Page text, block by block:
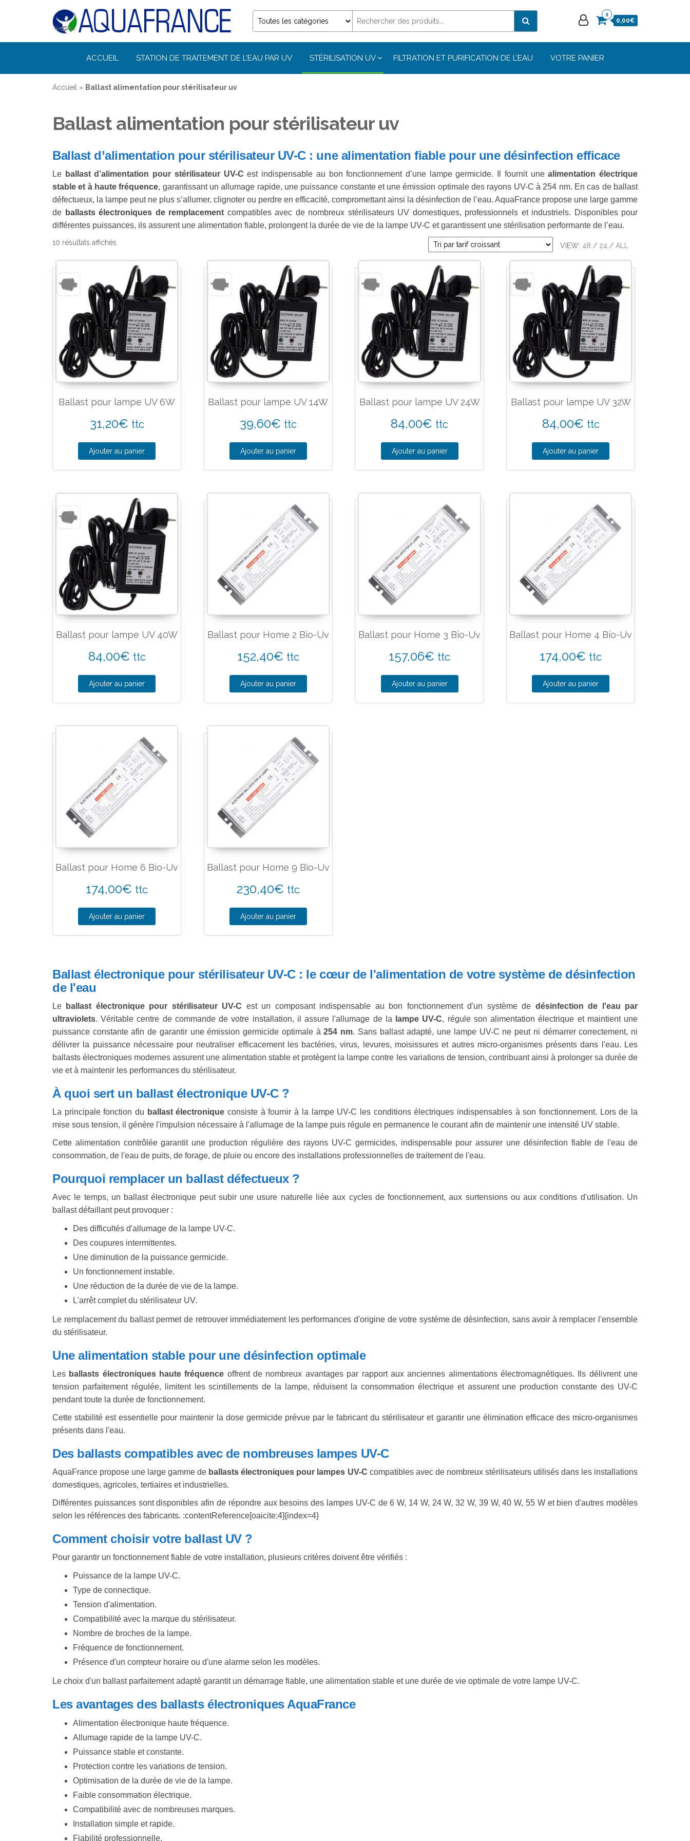
Désinfection
Uv de l'eau |
Filtration et
Potabilisation
0
0,00€
ACCUEIL STATION DE TRAITEMENT DE L’EAU PAR UV STÉRILISATION UV FILTRATION ET PURIFICATION DE L’EAU VOTRE PANIER
Accueil » Ballast alimentation pour stérilisateur uv
Ballast alimentation pour stérilisateur uv
Ballast d’alimentation pour stérilisateur UV-C : une alimentation fiable pour une désinfection efficace
Le ballast d’alimentation pour stérilisateur UV-C est indispensable au bon fonctionnement d’une lampe germicide. Il fournit unealimentation électrique
stable et à haute fréquence, garantissant un allumage rapide, une puissance constante et une émission optimale des rayons UV-C à 254 nm. En cas de ballast
défectueux, la lampe peut ne plus s’allumer, clignoter ou perdre en efficacité, compromettant ainsi la désinfection de l’eau. AquaFrance propose une large gamme
de ballasts électroniques de remplacement compatibles avec de nombreux stérilisateurs UV domestiques, professionnels et industriels. Disponibles pour
différentes puissances, ils assurent une alimentation fiable, prolongent la durée de vie de la lampe UV-C et garantissent une stérilisation performante de l’eau.
VIEW: 48 / 24 / ALL
10 résultats affichés
Ballast pour lampe UV 6W
31,20€ ttc
Ajouter au panier
Ballast pour lampe UV 14W
39,60€ ttc
Ajouter au panier
Ballast pour lampe UV 24W
84,00€ ttc
Ajouter au panier
Ballast pour lampe UV 32W
84,00€ ttc
Ajouter au panier
Ballast pour lampe UV 40W
84,00€ ttc
Ajouter au panier
Ballast pour Home 2 Bio-Uv
152,40€ ttc
Ajouter au panier
Ballast pour Home 3 Bio-Uv
157,06€ ttc
Ajouter au panier
Ballast pour Home 4 Bio-Uv
174,00€ ttc
Ajouter au panier
Ballast pour Home 6 Bio-Uv
174,00€ ttc
Ajouter au panier
Ballast pour Home 9 Bio-Uv
230,40€ ttc
Ajouter au panier
Ballast électronique pour stérilisateur UV-C : le cœur de l'alimentation de votre système de désinfection
de l'eau
Le ballast électronique pour stérilisateur UV-C est un composant indispensable au bon fonctionnement d'un système de désinfection de l'eau par
ultraviolets. Véritable centre de commande de votre installation, il assure l'allumage de la lampe UV-C, régule son alimentation électrique et maintient une
puissance constante afin de garantir une émission germicide optimale à254 nm. Sans ballast adapté, une lampe UV-C ne peut ni démarrer correctement, ni
délivrer la puissance nécessaire pour neutraliser efficacement les bactéries, virus, levures, moisissures et autres micro-organismes présents dans l'eau. Les
ballasts électroniques modernes assurent une alimentation stable et protègent la lampe contre les variations de tension, contribuant ainsi à prolonger sa durée de
vie et à maintenir les performances du stérilisateur.
À quoi sert un ballast électronique UV-C ?
La principale fonction du ballast électronique consiste à fournir à la lampe UV-C les conditions électriques indispensables à son fonctionnement. Lors de la
mise sous tension, il génère l'impulsion nécessaire à l'allumage de la lampe puis régule en permanence le courant afin de maintenir une intensité UV stable.
Cette alimentation contrôlée garantit une production régulière des rayons UV-C germicides, indispensable pour assurer une désinfection fiable de l'eau de
consommation, de l'eau de puits, de forage, de pluie ou encore des installations professionnelles de traitement de l'eau.
Pourquoi remplacer un ballast défectueux ?
Avec le temps, un ballast électronique peut subir une usure naturelle liée aux cycles de fonctionnement, aux surtensions ou aux conditions d'utilisation. Un
ballast défaillant peut provoquer :
Des difficultés d'allumage de la lampe UV-C.
Des coupures intermittentes.
Une diminution de la puissance germicide.
Un fonctionnement instable.
Une réduction de la durée de vie de la lampe.
L'arrêt complet du stérilisateur UV.
Le remplacement du ballast permet de retrouver immédiatement les performances d'origine de votre système de désinfection, sans avoir à remplacer l'ensemble
du stérilisateur.
Une alimentation stable pour une désinfection optimale
Les ballasts électroniques haute fréquence offrent de nombreux avantages par rapport aux anciennes alimentations électromagnétiques. Ils délivrent une
tension parfaitement régulée, limitent les scintillements de la lampe, réduisent la consommation électrique et assurent une production constante des UV-C
pendant toute la durée de fonctionnement.
Cette stabilité est essentielle pour maintenir la dose germicide prévue par le fabricant du stérilisateur et garantir une élimination efficace des micro-organismes
présents dans l'eau.
Des ballasts compatibles avec de nombreuses lampes UV-C
AquaFrance propose une large gamme de ballasts électroniques pour lampes UV-C compatibles avec de nombreux stérilisateurs utilisés dans les installations
domestiques, agricoles, tertiaires et industrielles.
Différentes puissances sont disponibles afin de répondre aux besoins des lampes UV-C de 6 W, 14 W, 24 W, 32 W, 39 W, 40 W, 55 W et bien d'autres modèles
selon les références des fabricants. :contentReference[oaicite:4]{index=4}
Comment choisir votre ballast UV ?
Pour garantir un fonctionnement fiable de votre installation, plusieurs critères doivent être vérifiés :
Puissance de la lampe UV-C.
Type de connectique.
Tension d'alimentation.
Compatibilité avec la marque du stérilisateur.
Nombre de broches de la lampe.
Fréquence de fonctionnement.
Présence d'un compteur horaire ou d'une alarme selon les modèles.
Le choix d'un ballast parfaitement adapté garantit un démarrage fiable, une alimentation stable et une durée de vie optimale de votre lampe UV-C.
Les avantages des ballasts électroniques AquaFrance
Alimentation électronique haute fréquence.
Allumage rapide de la lampe UV-C.
Puissance stable et constante.
Protection contre les variations de tension.
Optimisation de la durée de vie de la lampe.
Faible consommation électrique.
Compatibilité avec de nombreuses marques.
Installation simple et rapide.
Fiabilité professionnelle.